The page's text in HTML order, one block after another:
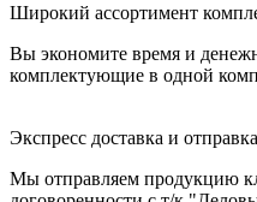
Широкий ассортимент
Вы экономите время и
комплектующие в одной
Экспресс доставка и
Мы отправляем продукцию